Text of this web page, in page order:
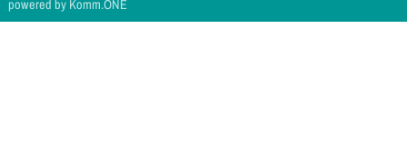
powered by Komm.ONE